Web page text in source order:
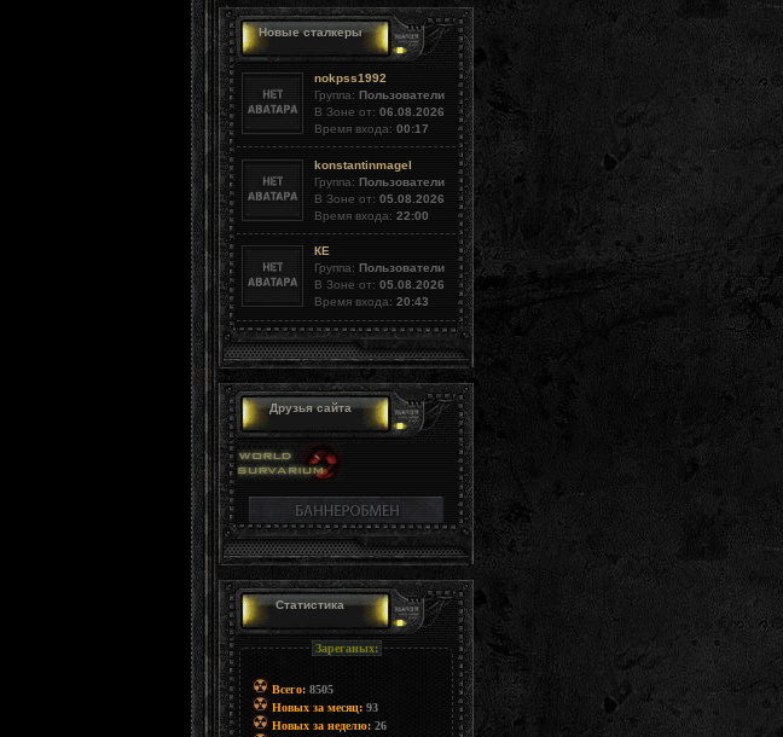
Новые сталкеры
nokpss1992
Группа: Пользователи
В Зоне от: 06.08.2026
Время входа: 00:17
konstantinmagel
Группа: Пользователи
В Зоне от: 05.08.2026
Время входа: 22:00
КЕ
Группа: Пользователи
В Зоне от: 05.08.2026
Время входа: 20:43
Друзья сайта
Статистика
Зареганых:
Всего:8505
Новых за месяц:93
Новых за неделю:26